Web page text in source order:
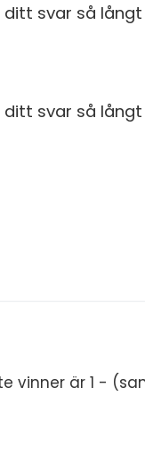
svar så
svar så
är 1 -